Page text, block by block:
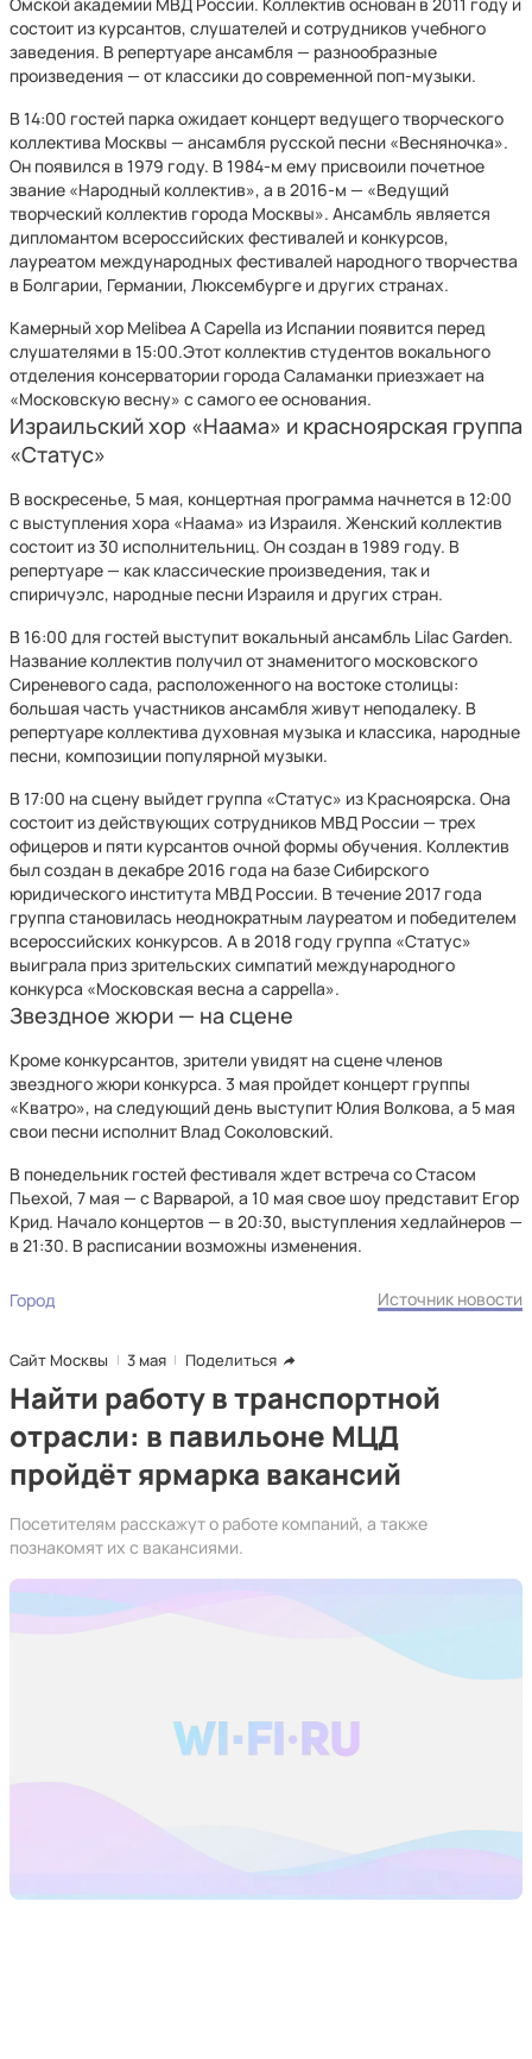
состоит из курсантов, слушателей и сотрудников учебного
заведения. В репертуаре ансамбля — разнообразные
произведения — от классики до современной поп-музыки.
В 14:00 гостей парка ожидает концерт ведущего творческого
коллектива Москвы — ансамбля русской песни «Весняночка».
Он появился в 1979 году. В 1984-м ему присвоили почетное
звание «Народный коллектив», а в 2016-м — «Ведущий
творческий коллектив города Москвы». Ансамбль является
дипломантом всероссийских фестивалей и конкурсов,
лауреатом международных фестивалей народного творчества
в Болгарии, Германии, Люксембурге и других странах.
Камерный хор Melibea A Capella из Испании появится перед
слушателями в 15:00.Этот коллектив студентов вокального
отделения консерватории города Саламанки приезжает на
«Московскую весну» с самого ее основания.
Израильский хор «Наама» и красноярская группа
«Статус»
В воскресенье, 5 мая, концертная программа начнется в 12:00
с выступления хора «Наама» из Израиля. Женский коллектив
состоит из 30 исполнительниц. Он создан в 1989 году. В
репертуаре — как классические произведения, так и
спиричуэлс, народные песни Израиля и других стран.
В 16:00 для гостей выступит вокальный ансамбль Lilac Garden.
Название коллектив получил от знаменитого московского
Сиреневого сада, расположенного на востоке столицы:
большая часть участников ансамбля живут неподалеку. В
репертуаре коллектива духовная музыка и классика, народные
песни, композиции популярной музыки.
В 17:00 на сцену выйдет группа «Статус» из Красноярска. Она
состоит из действующих сотрудников МВД России — трех
офицеров и пяти курсантов очной формы обучения. Коллектив
был создан в декабре 2016 года на базе Сибирского
юридического института МВД России. В течение 2017 года
группа становилась неоднократным лауреатом и победителем
всероссийских конкурсов. А в 2018 году группа «Статус»
выиграла приз зрительских симпатий международного
конкурса «Московская весна a cappella».
Звездное жюри — на сцене
Кроме конкурсантов, зрители увидят на сцене членов
звездного жюри конкурса. 3 мая пройдет концерт группы
«Кватро», на следующий день выступит Юлия Волкова, а 5 мая
свои песни исполнит Влад Соколовский.
В понедельник гостей фестиваля ждет встреча со Стасом
Пьехой, 7 мая — с Варварой, а 10 мая свое шоу представит Егор
Крид. Начало концертов — в 20:30, выступления хедлайнеров —
в 21:30. В расписании возможны изменения.
Город Источник новости
Сайт Москвы 3 мая Поделиться
Найти работу в транспортной
отрасли: в павильоне МЦД
пройдёт ярмарка вакансий
Посетителям расскажут о работе компаний, а также
познакомят их с вакансиями.